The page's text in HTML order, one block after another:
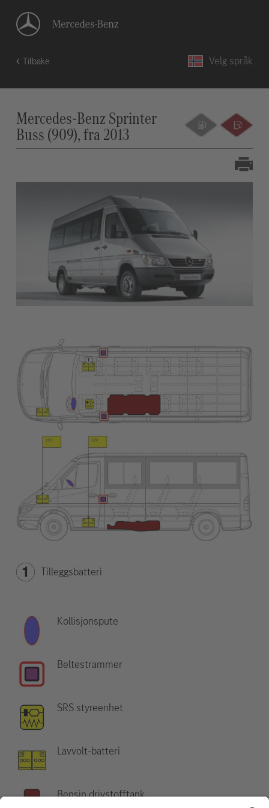
Tilbake Velg språk
Mercedes-Benz Sprinter
Buss (909), fra 2013
Tilleggsbatteri
Kollisjonspute
Beltestrammer
SRS styreenhet
Lavvolt-batteri
Bensin drivstofftank